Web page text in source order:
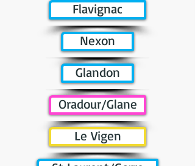
Flavignac
Nexon
Glandon
Oradour/Glane
Le Vigen